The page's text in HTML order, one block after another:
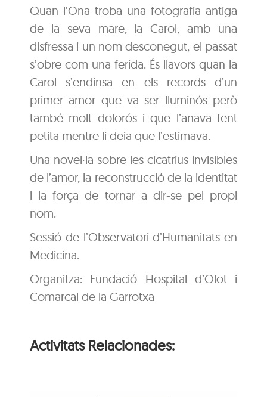
Quan l’Ona troba una fotografia antiga
de la seva mare, la Carol, amb una
disfressa i un nom desconegut, el passat
s’obre com una ferida. És llavors quan la
Carol s’endinsa en els records d’un
primer amor que va ser lluminós però
també molt dolorós i que l’anava fent
petita mentre li deia que l’estimava.
Una novel·la sobre les cicatrius invisibles
de l’amor, la reconstrucció de la identitat
i la força de tornar a dir-se pel propi
nom.
Sessió de l’Observatori d’Humanitats en
Medicina.
Organitza: Fundació Hospital d’Olot i
Comarcal de la Garrotxa
Activitats Relacionades: